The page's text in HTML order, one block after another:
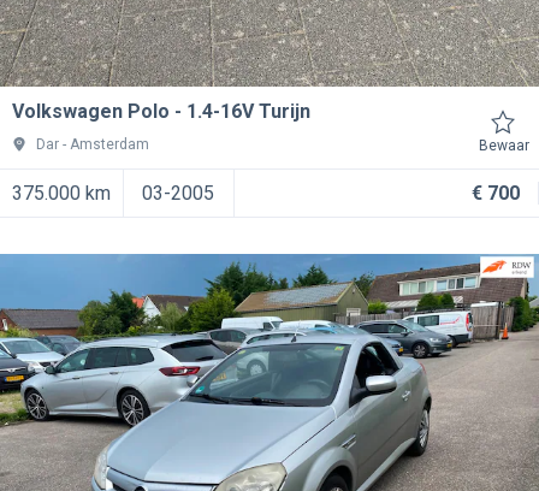
Volkswagen Polo 1.4-16V Turijn
Dar Amsterdam Bewaar
375.000 km 03-2005 € 700